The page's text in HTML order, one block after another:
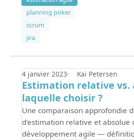
planning poker
scrum
jira
4 janvier 2023 Kai Petersen
Estimation relative vs.
laquelle choisir ?
Une comparaison approfondie
d'estimation relative et absolue
développement agile —